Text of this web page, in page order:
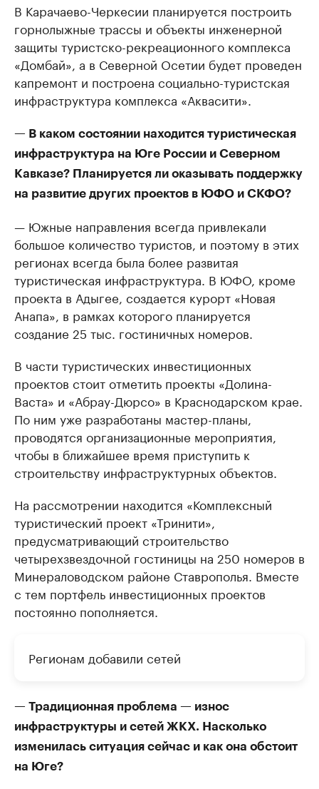
В Карачаево-Черкесии планируется построить
горнолыжные трассы и объекты инженерной
защиты туристско-рекреационного комплекса
«Домбай», а в Северной Осетии будет проведен
капремонт и построена социально-туристская
инфраструктура комплекса «Аквасити».
— В каком состоянии находится туристическая
инфраструктура на Юге России и Северном
Кавказе? Планируется ли оказывать поддержку
на развитие других проектов в ЮФО и СКФО?
— Южные направления всегда привлекали
большое количество туристов, и поэтому в этих
регионах всегда была более развитая
туристическая инфраструктура. В ЮФО, кроме
проекта в Адыгее, создается курорт «Новая
Анапа», в рамках которого планируется
создание 25 тыс. гостиничных номеров.
В части туристических инвестиционных
проектов стоит отметить проекты «Долина-
Васта» и «Абрау-Дюрсо» в Краснодарском крае.
По ним уже разработаны мастер-планы,
проводятся организационные мероприятия,
чтобы в ближайшее время приступить к
строительству инфраструктурных объектов.
На рассмотрении находится «Комплексный
туристический проект «Тринити»,
предусматривающий строительство
четырехзвездочной гостиницы на 250 номеров в
Минераловодском районе Ставрополья. Вместе
с тем портфель инвестиционных проектов
постоянно пополняется.
Регионам добавили сетей
— Традиционная проблема — износ
инфраструктуры и сетей ЖКХ. Насколько
изменилась ситуация сейчас и как она обстоит
на Юге?